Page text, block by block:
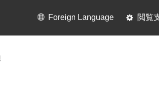
Foreign Language 閲覧